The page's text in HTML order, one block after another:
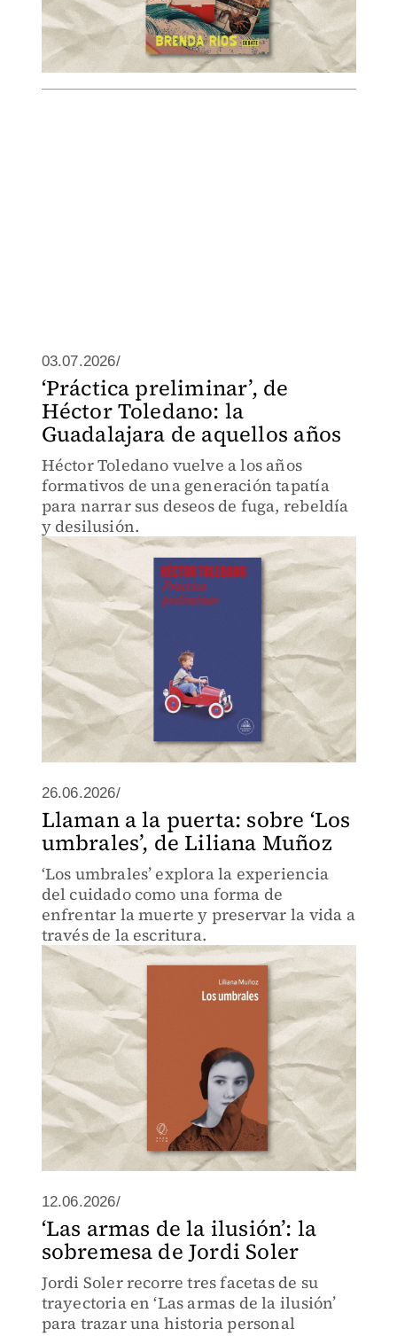
03.07.2026/
‘Práctica preliminar’, de
Héctor Toledano: la
Guadalajara de aquellos años
Héctor Toledano vuelve a los años
formativos de una generación tapatía
para narrar sus deseos de fuga, rebeldía
y desilusión.
26.06.2026/
Llaman a la puerta: sobre ‘Los
umbrales’, de Liliana Muñoz
‘Los umbrales’ explora la experiencia
del cuidado como una forma de
enfrentar la muerte y preservar la vida a
través de la escritura.
12.06.2026/
‘Las armas de la ilusión’: la
sobremesa de Jordi Soler
Jordi Soler recorre tres facetas de su
trayectoria en ‘Las armas de la ilusión’
para trazar una historia personal